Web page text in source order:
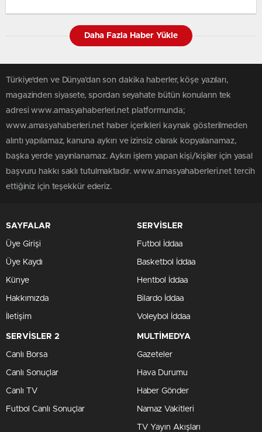
Daha Fazla Haber Yükle
Türkiye'den ve Dünya’dan son dakika haberler, köşe yazıları,
magazinden siyasete, spordan seyahate bütün konuların tek
adresi www.amasyahaberleri.net platformunda;
www.amasyahaberleri.net haber içerikleri kaynak gösterilmeden
alıntı yapılamaz, kanuna aykırı ve izinsiz olarak kopyalanamaz,
başka yerde yayınlanamaz. Aykırı işlem yapan kişi/kişiler için yasal
başvuru hakkı saklı tutulmaktadır. www.amasyahaberleri.net tercih
ettiğiniz için teşekkür ederiz.
SAYFALAR
Üye Girişi
Üye Kaydı
Künye
Hakkımızda
İletişim
SERVİSLER
Futbol İddaa
Basketbol İddaa
Hentbol İddaa
Bilardo İddaa
Voleybol İddaa
SERVİSLER 2
Canlı Borsa
Canlı Sonuçlar
Canlı TV
Futbol Canlı Sonuçlar
MULTİMEDYA
Gazeteler
Hava Durumu
Haber Gönder
Namaz Vakitleri
TV Yayın Akışları